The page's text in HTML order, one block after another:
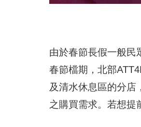
由於春節長假一般民
春節檔期，北部
及清水休息區的分店
之購買需求。若想提